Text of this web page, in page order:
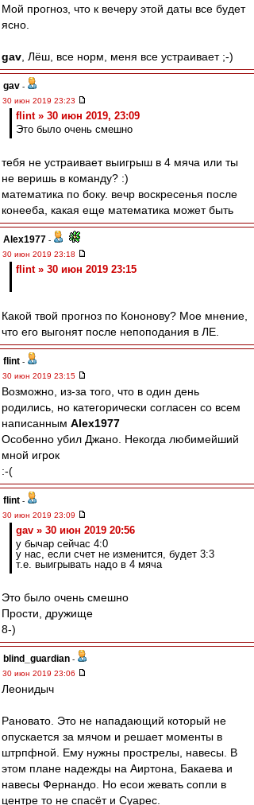
Мой прогноз, что к вечеру этой даты все будет
ясно.
gav , Лёш, все норм, меня все устраивает ;-)
gav -
30 июн 2019 23:23
flint » 30 июн 2019, 23:09
Это было очень смешно
тебя не устраивает выигрыш в 4 мяча или ты
не веришь в команду? :)
математика по боку. вечр воскресенья после
конееба, какая еще математика может быть
Alex1977 -
30 июн 2019 23:18
flint » 30 июн 2019 23:15
Какой твой прогноз по Кононову? Мое мнение,
что его выгонят после непоподания в ЛЕ.
flint -
30 июн 2019 23:15
Возможно, из-за того, что в один день
родились, но категорически согласен со всем
написанным Alex1977
Особенно убил Джано. Некогда любимейший
мной игрок
:-(
flint -
30 июн 2019 23:09
gav » 30 июн 2019 20:56
у бычар сейчас 4:0
у нас, если счет не изменится, будет 3:3
т.е. выигрывать надо в 4 мяча
Это было очень смешно
Прости, дружище
8-)
blind_guardian -
30 июн 2019 23:06
Леонидыч
Рановато. Это не нападающий который не
опускается за мячом и решает моменты в
штрпфной. Ему нужны прострелы, навесы. В
этом плане надежды на Аиртона, Бакаева и
навесы Фернандо. Но есои жевать сопли в
центре то не спасёт и Суарес.